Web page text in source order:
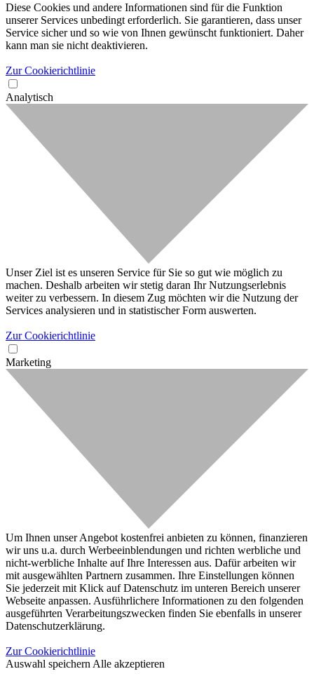
Diese Cookies und andere Informationen sind für die Funktion
unserer Services unbedingt erforderlich. Sie garantieren, dass unser
Service sicher und so wie von Ihnen gewünscht funktioniert. Daher
kann man sie nicht deaktivieren.
Zur Cookierichtlinie
Analytisch
Unser Ziel ist es unseren Service für Sie so gut wie möglich zu
machen. Deshalb arbeiten wir stetig daran Ihr Nutzungserlebnis
weiter zu verbessern. In diesem Zug möchten wir die Nutzung der
Services analysieren und in statistischer Form auswerten.
Zur Cookierichtlinie
Marketing
Um Ihnen unser Angebot kostenfrei anbieten zu können, finanzieren
wir uns u.a. durch Werbeeinblendungen und richten werbliche und
nicht-werbliche Inhalte auf Ihre Interessen aus. Dafür arbeiten wir
mit ausgewählten Partnern zusammen. Ihre Einstellungen können
Sie jederzeit mit Klick auf Datenschutz im unteren Bereich unserer
Webseite anpassen. Ausführlichere Informationen zu den folgenden
ausgeführten Verarbeitungszwecken finden Sie ebenfalls in unserer
Datenschutzerklärung.
Zur Cookierichtlinie
Auswahl speichern Alle akzeptieren